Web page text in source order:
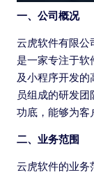
一、公司概况
云虎软件有限公
是一家专注于软
及小程序开发的
员组成的研发
功底，能够为客
二、业务范围
云虎软件的业务